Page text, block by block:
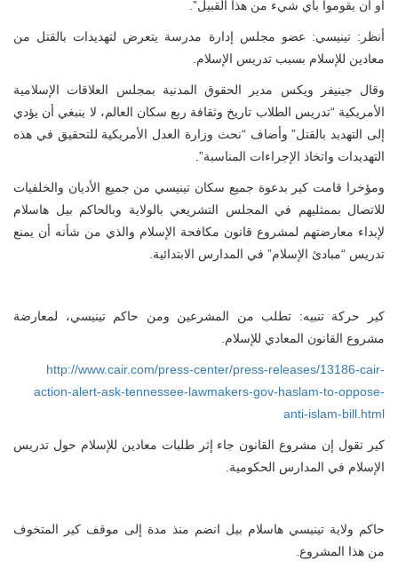
أو أن يقوموا بأي شيء من هذا القبيل”.
أنظر: تينيسي: عضو مجلس إدارة مدرسة يتعرض لتهديدات بالقتل من
معادين للإسلام بسبب تدريس الإسلام.
وقال جينيفر ويكس مدير الحقوق المدنية بمجلس العلاقات الإسلامية
الأمريكية “تدريس الطلاب تاريخ وثقافة ربع سكان العالم، لا ينبغي أن يؤدي
إلى التهديد بالقتل” وأضاف “نحث وزارة العدل الأمريكية للتحقيق في هذه
التهديدات واتخاذ الإجراءات المناسبة”.
ومؤخرا قامت كير بدعوة جميع سكان تينيسي من جميع الأديان والخلفيات
للاتصال بممثليهم في المجلس التشريعي بالولاية وبالحاكم بيل هاسلام
لإبداء معارضتهم لمشروع قانون مكافحة الإسلام والذي من شأنه أن يمنع
تدريس “مبادئ الإسلام” في المدارس الابتدائية.
كير حركة تنبيه: تطلب من المشرعين ومن حاكم تينيسي، لمعارضة
مشروع القانون المعادي للإسلام.
http://www.cair.com/press-center/press-releases/13186-cair-
action-alert-ask-tennessee-lawmakers-gov-haslam-to-oppose-
anti-islam-bill.html
كير تقول إن مشروع القانون جاء إثر طلبات معادين للإسلام حول تدريس
الإسلام في المدارس الحكومية.
حاكم ولاية تينيسي هاسلام بيل انضم منذ مدة إلى موقف كير المتخوف
من هذا المشروع.